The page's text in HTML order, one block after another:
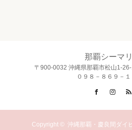
那覇シーマ
〒900-0032 沖縄県那覇市松山1-
０９８－８６９－１
Facebook
Copyright © 沖縄那覇・慶良間ダ